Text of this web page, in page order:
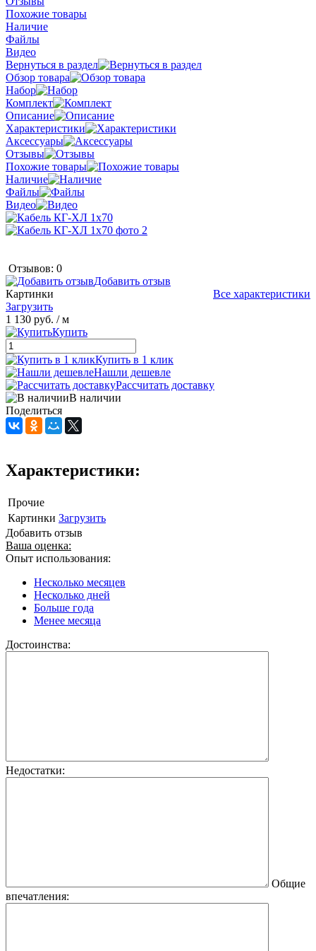
Похожие товары
Наличие
Файлы
Видео
Вернуться в раздел
Обзор товара
Набор
Комплект
Описание
Характеристики
Аксессуары
Отзывы
Похожие товары
Наличие
Файлы
Видео
Отзывов: 0
Добавить отзыв
Все характеристики
Картинки
Загрузить
1 130 руб. / м
Купить
Купить в 1 клик
Нашли дешевле
Рассчитать доставку
В наличии
Поделиться
Характеристики:
Прочие
Картинки Загрузить
Добавить отзыв
Ваша оценка:
Опыт использования:
Несколько месяцев
Несколько дней
Больше года
Менее месяца
Достоинства:
Недостатки:
Общие
впечатления: